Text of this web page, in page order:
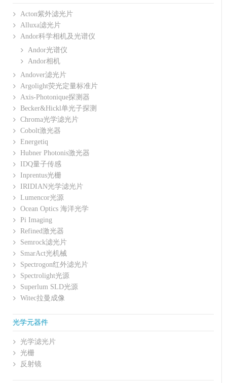
Acton紫外滤光片
Alluxa滤光片
Andor科学相机及光谱仪
Andor光谱仪
Andor相机
Andover滤光片
Argolight荧光定量标准片
Axis-Photonique探测器
Becker&Hickl单光子探测
Chroma光学滤光片
Cobolt激光器
Energetiq
Hubner Photonis激光器
IDQ量子传感
Inprentus光栅
IRIDIAN光学滤光片
Lumencor光源
Ocean Optics 海洋光学
Pi Imaging
Refined激光器
Semrock滤光片
SmarAct光机械
Spectrogon红外滤光片
Spectrolight光源
Superlum SLD光源
Witec拉曼成像
光学元器件
光学滤光片
光栅
反射镜